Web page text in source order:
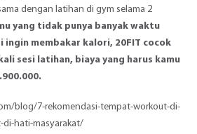
dengan latihan di gym selama 2
yang tidak punya banyak waktu
membakar kalori, 20FIT cocok
sesi latihan, biaya yang harus kamu
blog/7-rekomendasi-tempat-workout-di-
di-hati-masyarakat/